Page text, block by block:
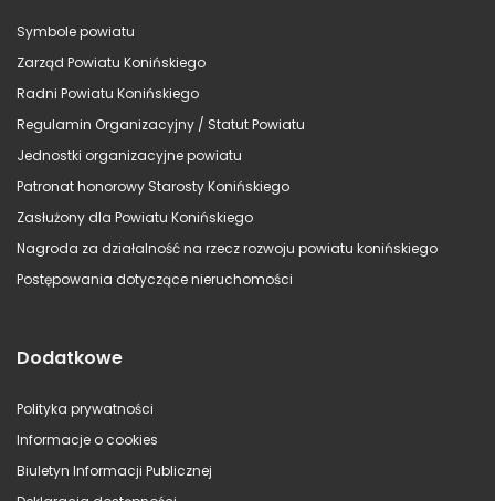
Symbole powiatu
Zarząd Powiatu Konińskiego
Radni Powiatu Konińskiego
Regulamin Organizacyjny / Statut Powiatu
Jednostki organizacyjne powiatu
Patronat honorowy Starosty Konińskiego
Zasłużony dla Powiatu Konińskiego
Nagroda za działalność na rzecz rozwoju powiatu konińskiego
Postępowania dotyczące nieruchomości
Dodatkowe
Polityka prywatności
Informacje o cookies
Biuletyn Informacji Publicznej